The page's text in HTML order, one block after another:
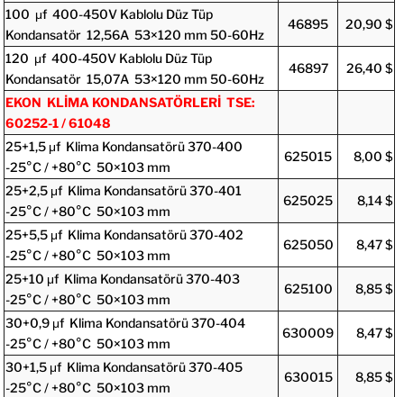
100 μf 400-450V Kablolu Düz Tüp
Kondansatör 12,56A 53×120 mm 50-60Hz
46895 20,90 $
120 μf 400-450V Kablolu Düz Tüp
Kondansatör 15,07A 53×120 mm 50-60Hz
46897 26,40 $
EKON KLİMA KONDANSATÖRLERİ TSE:
60252-1 / 61048
25+1,5 μf Klima Kondansatörü 370-400
-25°C / +80°C 50×103 mm
625015 8,00 $
25+2,5 μf Klima Kondansatörü 370-401
-25°C / +80°C 50×103 mm
625025 8,14 $
25+5,5 μf Klima Kondansatörü 370-402
-25°C / +80°C 50×103 mm
625050 8,47 $
25+10 μf Klima Kondansatörü 370-403
-25°C / +80°C 50×103 mm
625100 8,85 $
30+0,9 μf Klima Kondansatörü 370-404
-25°C / +80°C 50×103 mm
630009 8,47 $
30+1,5 μf Klima Kondansatörü 370-405
-25°C / +80°C 50×103 mm
630015 8,85 $